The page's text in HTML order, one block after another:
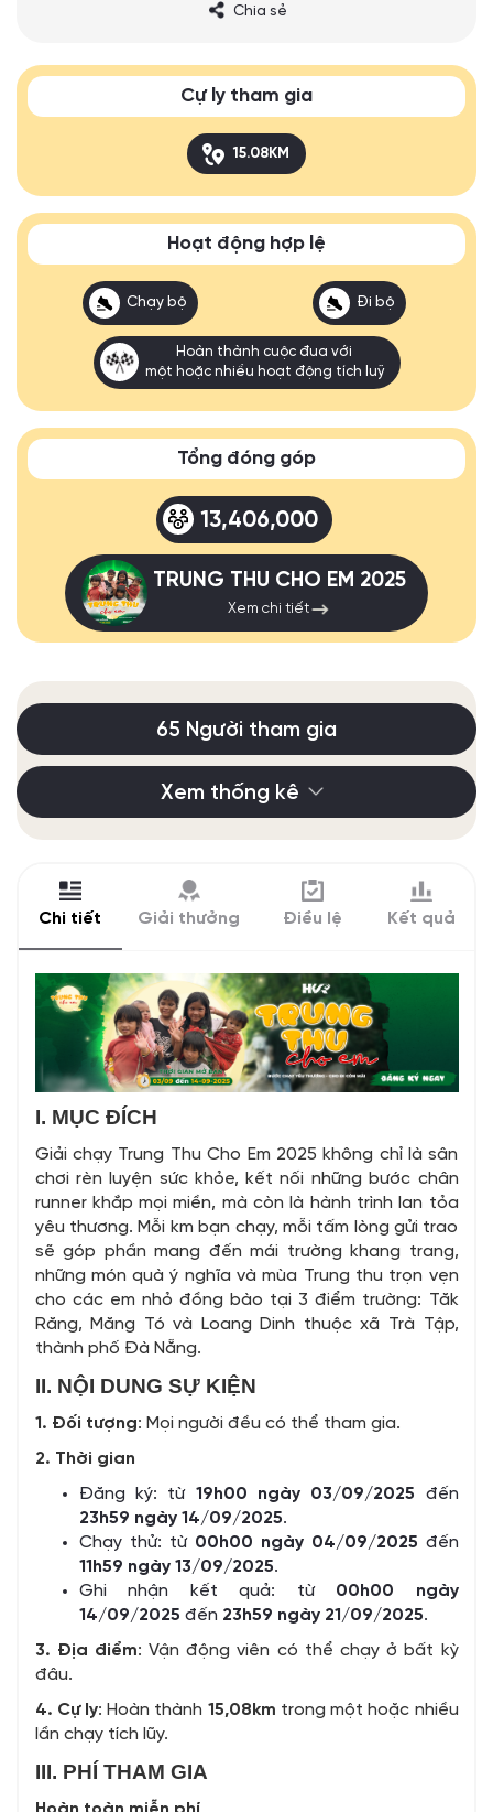
Chia sẻ
Cự ly tham gia
15.08KM
Hoạt động hợp lệ
Chạy bộ Đi bộ
Hoàn thành cuộc đua với
một hoặc nhiều hoạt động tích luỹ
Tổng đóng góp
13,406,000
TRUNG THU CHO EM 2025
Xem chi tiết
65 Người tham gia
Xem thống kê
Chi tiết Giải thưởng Điều lệ Kết quả
I. MỤC ĐÍCH
Giải chạy Trung Thu Cho Em 2025 không chỉ là sân
chơi rèn luyện sức khỏe, kết nối những bước chân
runner khắp mọi miền, mà còn là hành trình lan tỏa
yêu thương. Mỗi km bạn chạy, mỗi tấm lòng gửi trao
sẽ góp phần mang đến mái trường khang trang,
những món quà ý nghĩa và mùa Trung thu trọn vẹn
cho các em nhỏ đồng bào tại 3 điểm trường: Tăk
Răng, Măng Tó và Loang Dinh thuộc xã Trà Tập,
thành phố Đà Nẵng.
II. NỘI DUNG SỰ KIỆN
1. Đối tượng: Mọi người đều có thể tham gia.
2. Thời gian
Đăng ký: từ 19h00 ngày 03/09/2025 đến
23h59 ngày 14/09/2025.
Chạy thử: từ 00h00 ngày 04/09/2025 đến
11h59 ngày 13/09/2025.
Ghi nhận kết quả: từ 00h00 ngày
14/09/2025 đến 23h59 ngày 21/09/2025.
3. Địa điểm: Vận động viên có thể chạy ở bất kỳ
đâu.
4. Cự ly: Hoàn thành 15,08km trong một hoặc nhiều
lần chạy tích lũy.
III. PHÍ THAM GIA